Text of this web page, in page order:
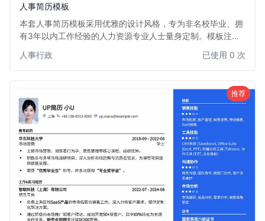
人事简历模板
本套人事简历模板采用优雅的设计风格，专为非名校毕业、拥
有3年以内工作经验的人力资源专业人士量身定制。模板注重
配，有效突出您的专业技能和实践经验，弥补学历背景的不
足。它能帮助您在众多求职者中，以沉稳专业的形象脱颖而
人事行政 已使用 0 次
推荐